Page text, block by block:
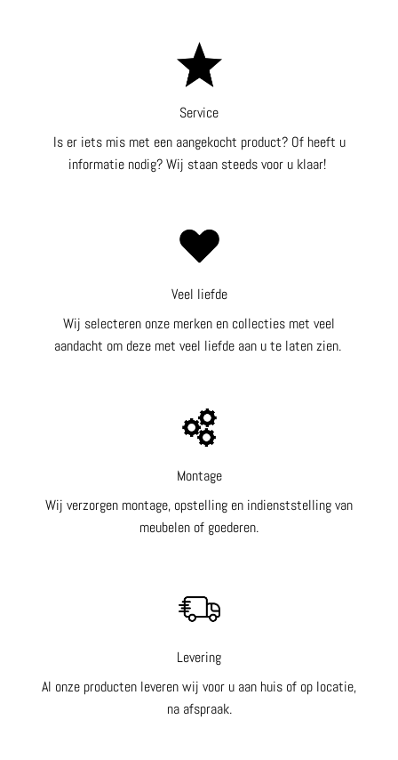
Service
Is er iets mis met een aangekocht product? Of heeft u
informatie nodig? Wij staan steeds voor u klaar!
Veel liefde
Wij selecteren onze merken en collecties met veel
aandacht om deze met veel liefde aan u te laten zien.
Montage
Wij verzorgen montage, opstelling en indienststelling van
meubelen of goederen.
Levering
Al onze producten leveren wij voor u aan huis of op locatie,
na afspraak.